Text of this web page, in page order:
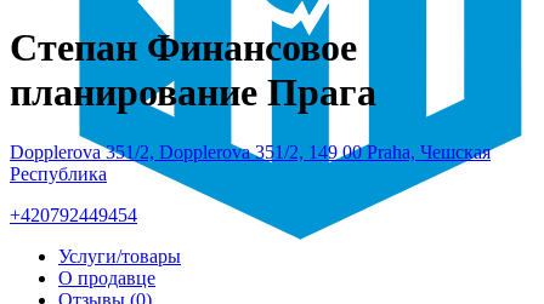
Степан Финансовое
планирование Прага
Dopplerova 351/2, Dopplerova 351/2, 149 00 Praha, Чешская
Республика
+420792449454
Услуги/товары
О продавце
Отзывы (0)